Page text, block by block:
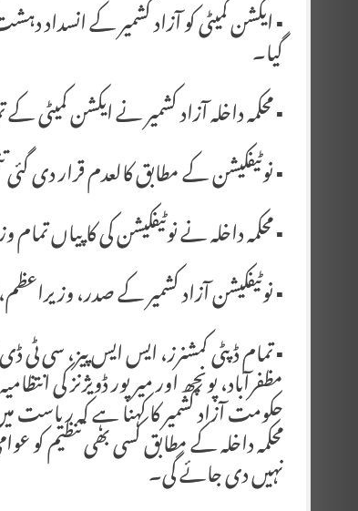
گیا۔
▪️ محکمہ داخلہ آزاد کشمیر نے ایکشن
▪️ نوٹیفکیشن کے مطابق کالعدم قرار دی
▪️ محکمہ داخلہ نے نوٹیفکیشن کی کاپیاں
▪️ نوٹیفکیشن آزاد کشمیر کے صدر،
▪️ تمام ڈپٹی کمشنرز، ایس ایس پیز، سی ٹی
مظفرآباد، پونچھ اور میرپور ڈویژنز کی
حکومت آزاد کشمیر کا کہنا ہے کہ ریاست
محکمہ داخلہ کے مطابق کسی بھی تنظیم
نہیں دی جائے گی۔